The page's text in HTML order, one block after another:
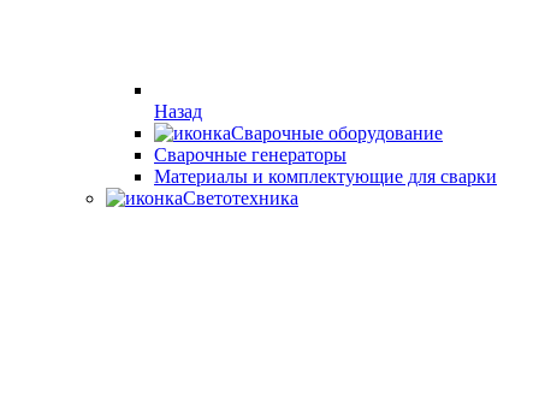
Назад
Сварочные оборудование
Cварочные генераторы
Материалы и комплектующие для сварки
Светотехника